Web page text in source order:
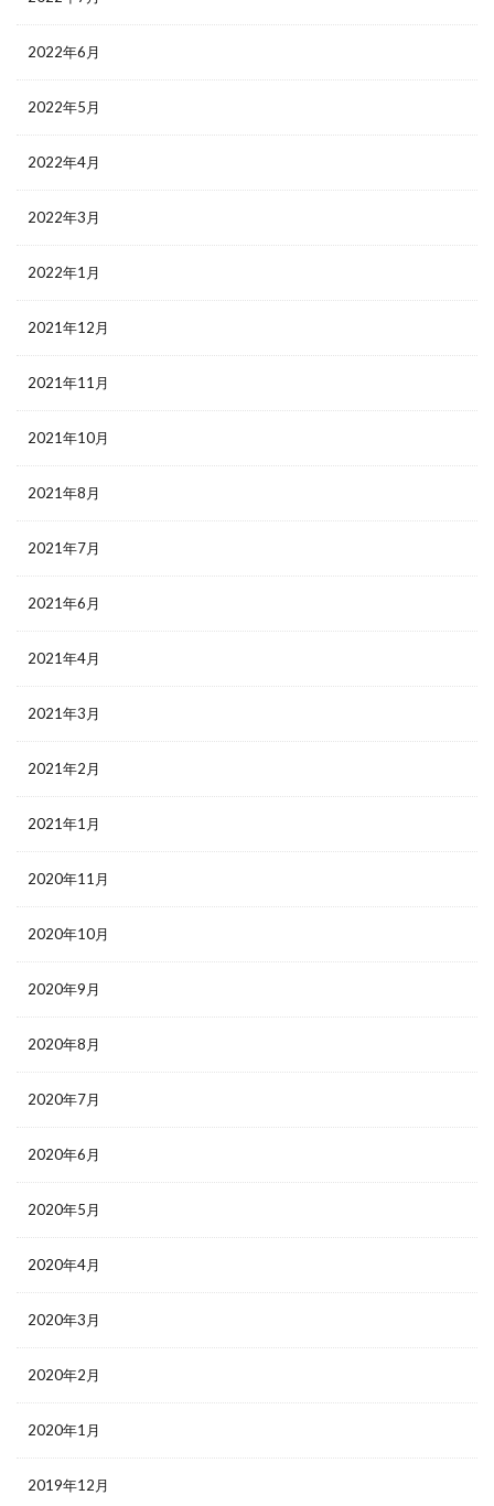
2022年6月
2022年5月
2022年4月
2022年3月
2022年1月
2021年12月
2021年11月
2021年10月
2021年8月
2021年7月
2021年6月
2021年4月
2021年3月
2021年2月
2021年1月
2020年11月
2020年10月
2020年9月
2020年8月
2020年7月
2020年6月
2020年5月
2020年4月
2020年3月
2020年2月
2020年1月
2019年12月